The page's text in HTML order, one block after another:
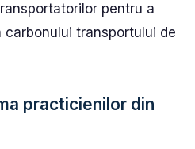
pentru a
transportului de
practicienilor din